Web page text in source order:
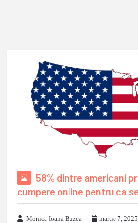
58% dintre americani
cumpere online pentru ca
Monica-Ioana Buzea
martie 7, 2025